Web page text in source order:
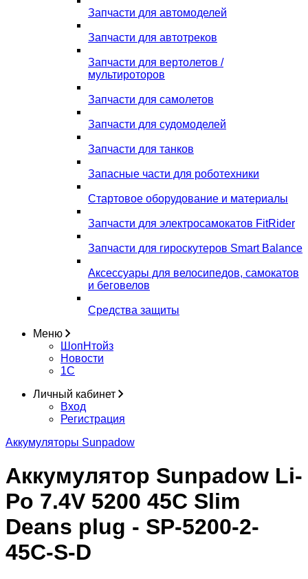
Запчасти для автомоделей
Запчасти для автотреков
Запчасти для вертолетов /
мультироторов
Запчасти для самолетов
Запчасти для судомоделей
Запчасти для танков
Запасные части для роботехники
Стартовое оборудование и материалы
Запчасти для электросамокатов FitRider
Запчасти для гироскутеров Smart Balance
Аксессуары для велосипедов, самокатов
и беговелов
Средства защиты
Меню
ШопНтойз
Новости
1C
Личный кабинет
Вход
Регистрация
Аккумуляторы Sunpadow
Аккумулятор Sunpadow Li-
Po 7.4V 5200 45C Slim
Deans plug - SP-5200-2-
45C-S-D